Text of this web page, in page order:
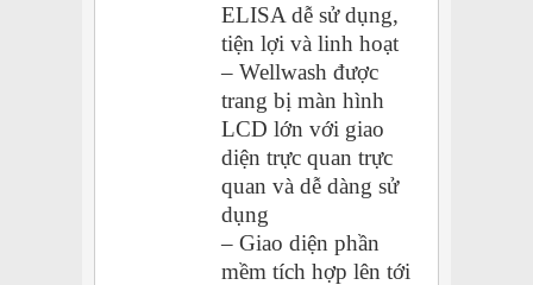
ELISA dễ sử dụng,
tiện lợi và linh hoạt
– Wellwash được
trang bị màn hình
LCD lớn với giao
diện trực quan trực
quan và dễ dàng sử
dụng
– Giao diện phần
mềm tích hợp lên tới